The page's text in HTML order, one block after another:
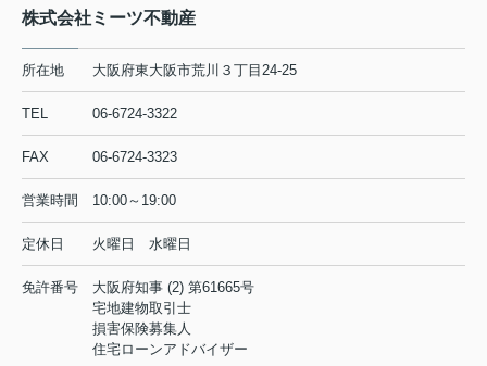
株式会社ミーツ不動産
所在地 大阪府東大阪市荒川３丁目24-25
TEL 06-6724-3322
FAX 06-6724-3323
営業時間 10:00～19:00
定休日 火曜日 水曜日
免許番号
大阪府知事 (2) 第61665号
宅地建物取引士
損害保険募集人
住宅ローンアドバイザー